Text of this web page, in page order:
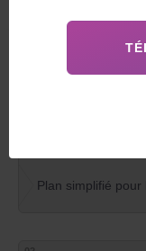
QUE VOUS
Plan simplifié